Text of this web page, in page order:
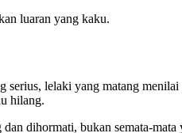
luaran yang kaku.
lelaki yang matang
hilang.
dihormati, bukan semata-